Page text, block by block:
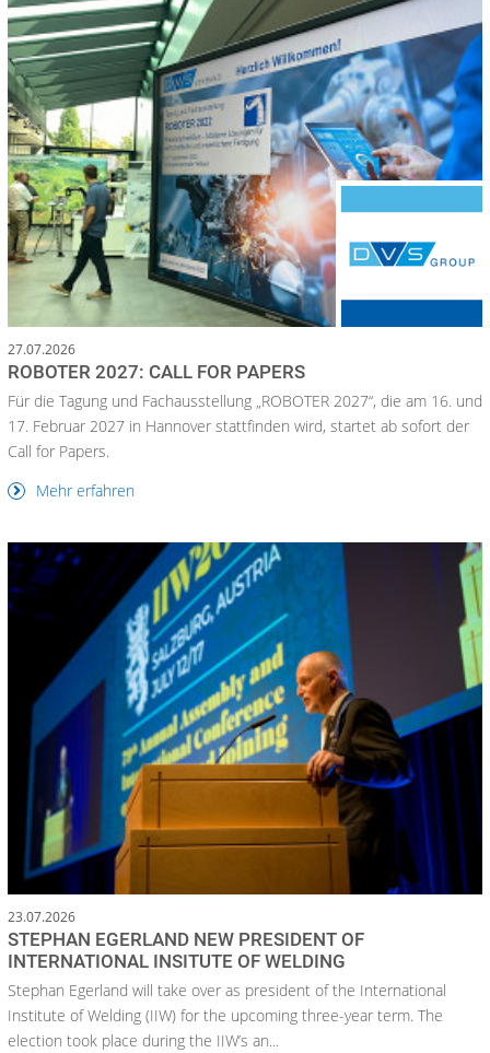
27.07.2026
ROBOTER 2027: CALL FOR PAPERS
Für die Tagung und Fachausstellung „ROBOTER 2027“, die am 16. und
17. Februar 2027 in Hannover stattfinden wird, startet ab sofort der
Call for Papers.
Mehr erfahren
23.07.2026
STEPHAN EGERLAND NEW PRESIDENT OF
INTERNATIONAL INSITUTE OF WELDING
Stephan Egerland will take over as president of the International
Institute of Welding (IIW) for the upcoming three-year term. The
election took place during the IIW’s an...